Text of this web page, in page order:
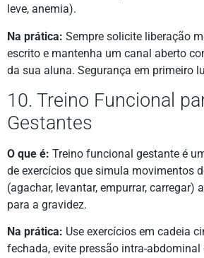
leve, anemia).
Na prática: Sempre solicite liberação
escrito e mantenha um canal aberto
da sua aluna. Segurança em primeiro
10. Treino Funcional
Gestantes
O que é: Treino funcional gestante é
de exercícios que simula movimentos
(agachar, levantar, empurrar, carregar)
para a gravidez.
Na prática: Use exercícios em cadeia
fechada, evite pressão intra-abdominal